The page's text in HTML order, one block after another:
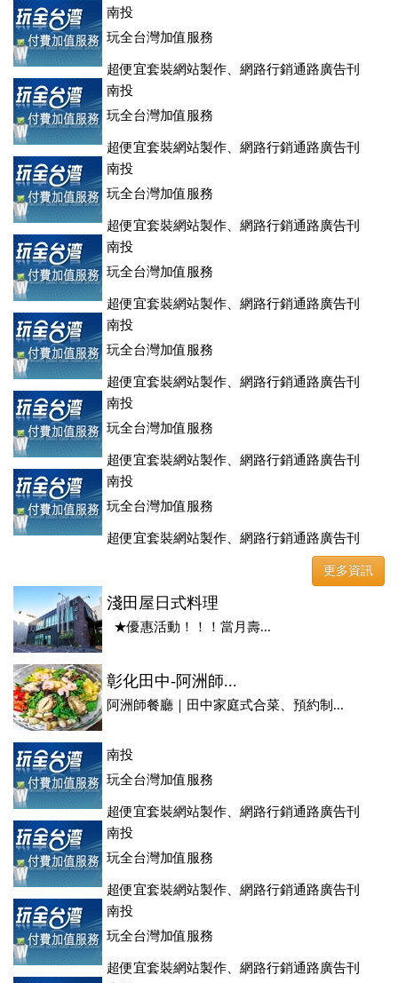
南投
玩全台灣加值服務
超便宜套裝網站製作、網路行銷通路廣告刊
登、訂房系統、客房委託旅行社銷售，全面優惠中....
南投
玩全台灣加值服務
超便宜套裝網站製作、網路行銷通路廣告刊
登、訂房系統、客房委託旅行社銷售，全面優惠中....
南投
玩全台灣加值服務
超便宜套裝網站製作、網路行銷通路廣告刊
登、訂房系統、客房委託旅行社銷售，全面優惠中....
南投
玩全台灣加值服務
超便宜套裝網站製作、網路行銷通路廣告刊
登、訂房系統、客房委託旅行社銷售，全面優惠中....
南投
玩全台灣加值服務
超便宜套裝網站製作、網路行銷通路廣告刊
登、訂房系統、客房委託旅行社銷售，全面優惠中....
南投
玩全台灣加值服務
超便宜套裝網站製作、網路行銷通路廣告刊
登、訂房系統、客房委託旅行社銷售，全面優惠中....
南投
玩全台灣加值服務
超便宜套裝網站製作、網路行銷通路廣告刊
登、訂房系統、客房委託旅行社銷售，全面優惠中....
更多資訊
淺田屋日式料理
★優惠活動！！！當月壽...
彰化田中-阿洲師...
阿洲師餐廳｜田中家庭式合菜、預約制...
南投
玩全台灣加值服務
超便宜套裝網站製作、網路行銷通路廣告刊
登、訂房系統、客房委託旅行社銷售，全面優惠中....
南投
玩全台灣加值服務
超便宜套裝網站製作、網路行銷通路廣告刊
登、訂房系統、客房委託旅行社銷售，全面優惠中....
南投
玩全台灣加值服務
超便宜套裝網站製作、網路行銷通路廣告刊